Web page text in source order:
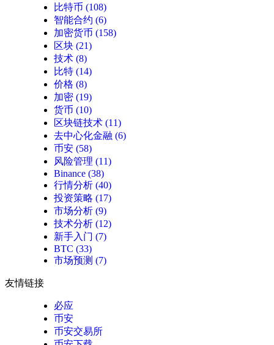
比特币 (108)
智能合约 (6)
加密货币 (158)
区块 (21)
技术 (8)
比特 (14)
价格 (8)
加密 (19)
货币 (10)
区块链技术 (11)
去中心化金融 (6)
币安 (58)
风险管理 (11)
Binance (38)
行情分析 (40)
投资策略 (17)
市场分析 (9)
技术分析 (12)
新手入门 (7)
BTC (33)
市场预测 (7)
友情链接
必应
币安
币安交易所